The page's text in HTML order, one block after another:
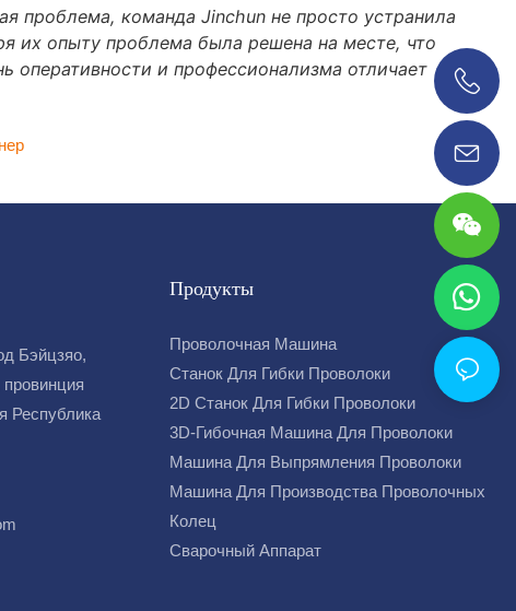
проблема, команда Jinchun не просто устранила
их опыту проблема была решена на месте, что
оперативности и профессионализма отличает
Бэйцзяо,
Республика
Продукты
Проволочная Машина
Станок Для Гибки Проволоки
2D Станок Для Гибки Проволоки
3D-Гибочная Машина Для Проволоки
Машина Для Выпрямления Проволоки
Машина Для Производства Проволочных
Колец
Сварочный Аппарат